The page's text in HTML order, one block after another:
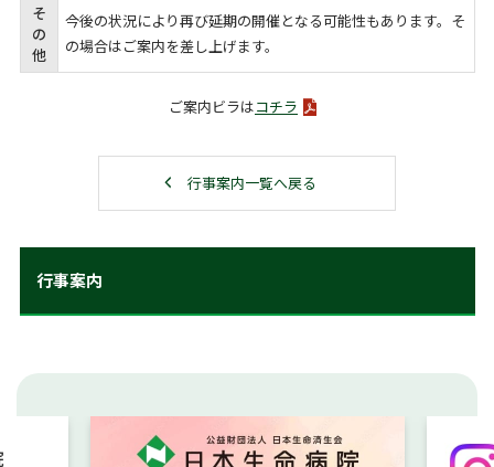
そ
の
他
今後の状況により再び延期の開催となる可能性もあります。そ
の場合はご案内を差し上げます。
ご案内ビラはコチラ
行事案内一覧へ戻る
行事案内